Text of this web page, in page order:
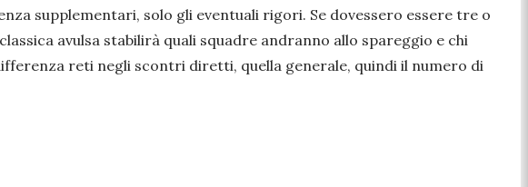
supplementari, solo gli eventuali rigori. Se dovessero essere tre o
avulsa stabilirà quali squadre andranno allo spareggio e chi
reti negli scontri diretti, quella generale, quindi il numero di